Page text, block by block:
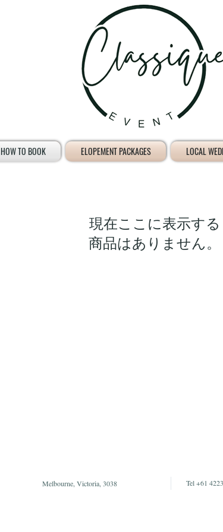
HOW TO BOOK ELOPEMENT PACKAGES LOCAL
現在ここに表示する
商品はありません。
Tel +61
Melbourne, Victoria, 3038